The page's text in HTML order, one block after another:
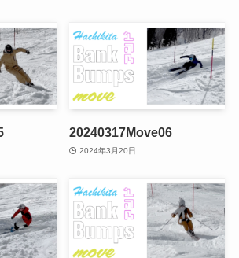
20240317Move06
2024年3月20日